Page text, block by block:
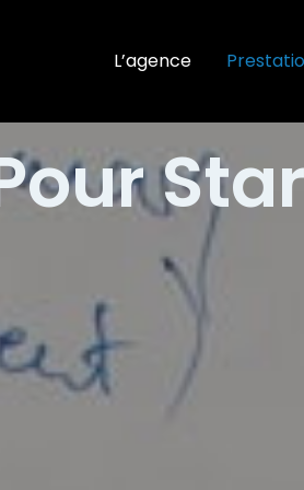
L’agence